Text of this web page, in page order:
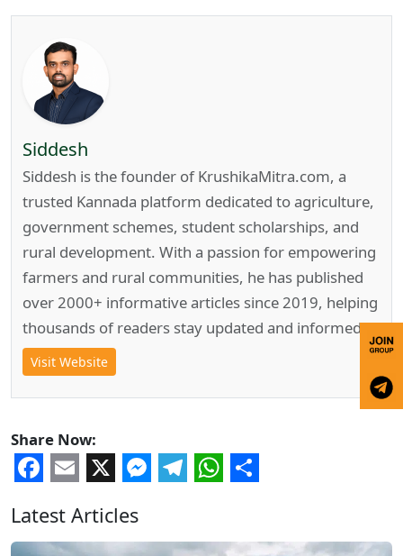
Siddesh
Siddesh is the founder of KrushikaMitra.com, a
trusted Kannada platform dedicated to agriculture,
government schemes, student scholarships, and
rural development. With a passion for empowering
farmers and rural communities, he has published
over 2000+ informative articles since 2019, helping
thousands of readers stay updated and informed.
Visit Website
Share Now:
Latest Articles